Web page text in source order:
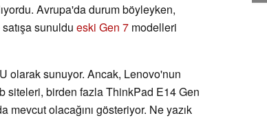
Avrupa'da durum böyleyken,
sunuldu eski Gen 7 modelleri
olarak sunuyor. Ancak, Lenovo'nun
siteleri, birden fazla ThinkPad E14 Gen
mevcut olacağını gösteriyor. Ne yazık